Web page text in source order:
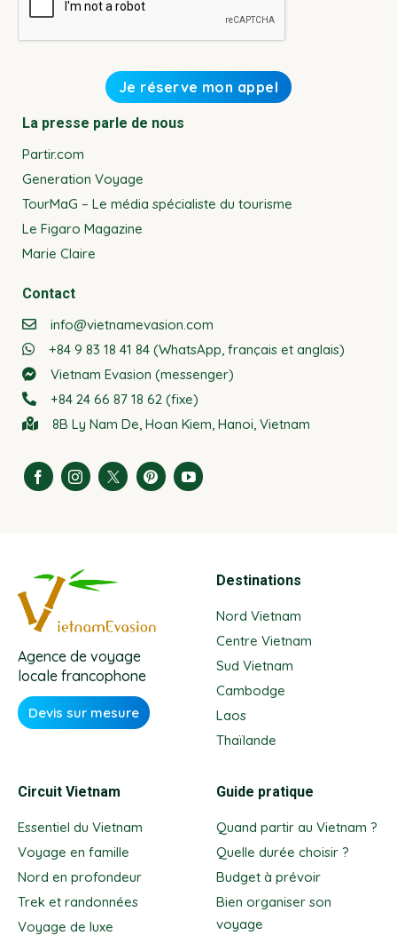
La presse parle de nous
Partir.com
Generation Voyage
TourMaG – Le média spécialiste du tourisme
Le Figaro Magazine
Marie Claire
Contact
info@vietnamevasion.com
+84 9 83 18 41 84 (WhatsApp, français et anglais)
Vietnam Evasion (messenger)
+84 24 66 87 18 62 (fixe)
8B Ly Nam De, Hoan Kiem, Hanoi, Vietnam
Agence de voyage
locale francophone
Devis sur mesure
Destinations
Nord Vietnam
Centre Vietnam
Sud Vietnam
Cambodge
Laos
Thaïlande
Circuit Vietnam
Essentiel du Vietnam
Voyage en famille
Nord en profondeur
Trek et randonnées
Voyage de luxe
Guide pratique
Quand partir au Vietnam ?
Quelle durée choisir ?
Budget à prévoir
Bien organiser son
voyage